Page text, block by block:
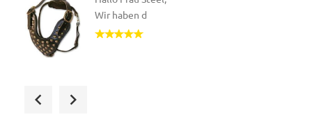
Wir haben d